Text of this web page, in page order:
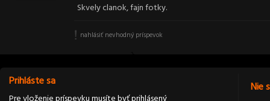
Skvely clanok, fajn fotky.
nahlásiť nevhodný príspevok
Prihláste sa Nie